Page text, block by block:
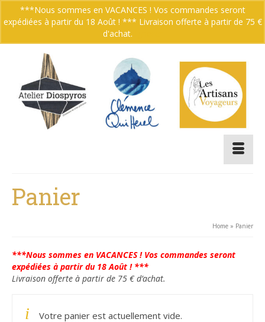
Votre panier 0.00€
Panier
Home » Panier
***Nous sommes en VACANCES ! Vos commandes seront
expédiées à partir du 18 Août ! ***
Livraison offerte à partir de 75 € d’achat.
Votre panier est actuellement vide.
***Nous sommes en VACANCES ! Vos commandes seront
expédiées à partir du 18 Août ! *** Livraison offerte à partir de 75 €
d'achat.